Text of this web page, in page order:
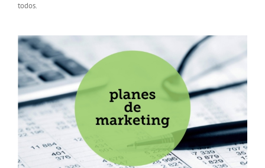
todos.